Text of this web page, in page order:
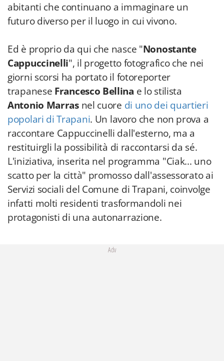
abitanti che continuano a immaginare un
futuro diverso per il luogo in cui vivono.
Ed è proprio da qui che nasce "Nonostante
Cappuccinelli", il progetto fotografico che nei
giorni scorsi ha portato il fotoreporter
trapanese Francesco Bellina e lo stilista
Antonio Marrasnel cuore di uno dei quartieri
popolari di Trapani. Un lavoro che non prova a
raccontare Cappuccinelli dall'esterno, ma a
restituirgli la possibilità di raccontarsi da sé.
L'iniziativa, inserita nel programma "Ciak... uno
scatto per la città" promosso dall'assessorato ai
Servizi sociali del Comune di Trapani, coinvolge
infatti molti residenti trasformandoli nei
protagonisti di una autonarrazione.
Adv